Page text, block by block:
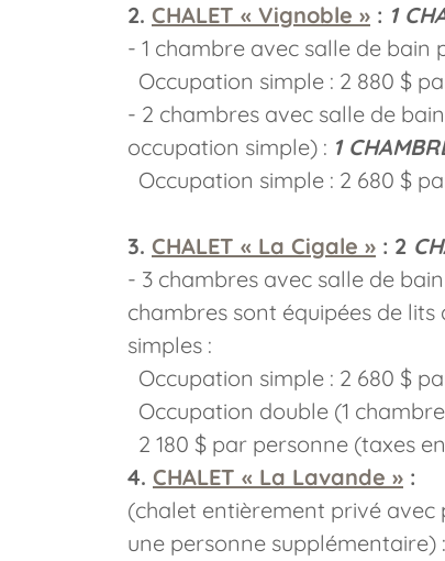
2. CHALET « Vignoble » : 1
- 1 chambre avec salle de bain
Occupation simple : 2 880 $
- 2 chambres avec salle de
occupation simple) : 1
Occupation simple : 2 680 $
3. CHALET « La Cigale » : 2
- 3 chambres avec salle de
chambres sont équipées de
simples :
Occupation simple : 2 680 $
Occupation double (1
2 180 $ par personne (taxes
4. CHALET « La Lavande » :
(chalet entièrement privé
une personne supplémentaire) :